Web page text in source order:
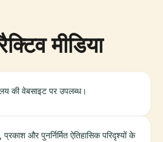
मीडिया
की वेबसाइट पर उपलब्ध।
प्रकाश और पुनर्निर्मित ऐतिहासिक परिदृश्यों के